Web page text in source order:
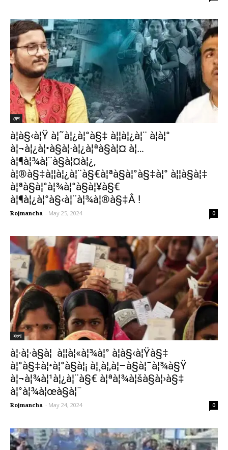
দেশ
à¦­à§‹à¦Ÿ à¦˜à¦¿à¦°à§‡ à¦¦à¦¿à¦¨ à¦­à¦°
à¦¬à¦¿à¦•à§à¦·à¦¿à¦ªà§à¦¤ à¦…
à¦¶à¦¾à¦¨à§à¦¤à¦¿,
à¦®à§‡à¦¦à¦¿à¦¨à§€à¦ªà§à¦°à§‡à¦° à¦¦à§à¦‡
à¦ªà§à¦°à¦¾à¦°à§à¦¥à§€
à¦¶à¦¿à¦°à§‹à¦¨à¦¾à¦®à§‡Â !
Rojmancha - May 25, 2024 0
বাংলা
à¦·à¦·à§à¦ à¦¦à¦«à¦¾à¦° à¦­à§‹à¦Ÿà§‡
à¦°à§‡à¦•à¦°à§à¦¡ à¦¸à¦‚à¦–à§à¦¯à¦¾à§Ÿ
à¦¬à¦¾à¦¹à¦¿à¦¨à§€ à¦ªà¦¾à¦šà§à¦›à§‡
à¦°à¦¾à¦œà§à¦¯
Rojmancha - May 24, 2024 0